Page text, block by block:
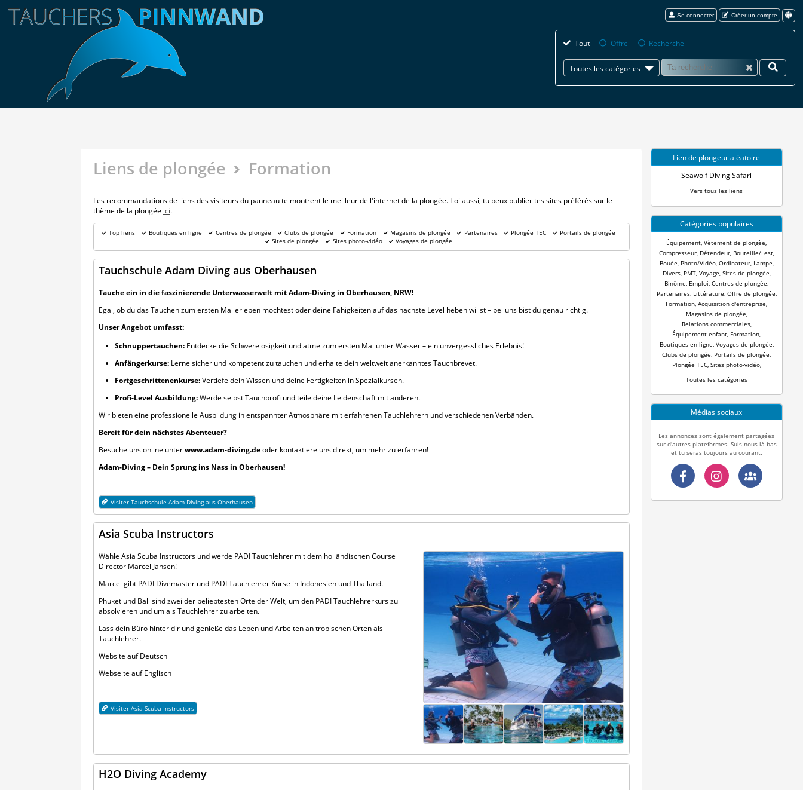
Se connecter Créer un compte
Tout Offre Recherche
Toutes les catégories
Liens de plongée Formation
Les recommandations de liens des visiteurs du panneau te montrent le meilleur de l'internet de la plongée. Toi aussi, tu peux publier tes sites préférés sur le
thème de la plongée ici.
Top liens Boutiques en ligne Centres de plongée Clubs de plongée Formation Magasins de plongée Partenaires Plongée TEC
Portails de plongée
Sites de plongée
Sites photo-vidéo Voyages de plongée
Tauchschule Adam Diving aus Oberhausen
Tauche ein in die faszinierende Unterwasserwelt mit Adam-Diving in Oberhausen, NRW!
Egal, ob du das Tauchen zum ersten Mal erleben möchtest oder deine Fähigkeiten auf das nächste Level heben willst – bei uns bist du genau richtig.
Unser Angebot umfasst:
Schnuppertauchen:Entdecke die Schwerelosigkeit und atme zum ersten Mal unter Wasser – ein unvergessliches Erlebnis!
Anfängerkurse:Lerne sicher und kompetent zu tauchen und erhalte dein weltweit anerkanntes Tauchbrevet.
Fortgeschrittenenkurse:Vertiefe dein Wissen und deine Fertigkeiten in Spezialkursen.
Profi-Level Ausbildung:Werde selbst Tauchprofi und teile deine Leidenschaft mit anderen.
Wir bieten eine professionelle Ausbildung in entspannter Atmosphäre mit erfahrenen Tauchlehrern und verschiedenen Verbänden.
Bereit für dein nächstes Abenteuer?
Besuche uns online unterwww.adam-diving.deoder kontaktiere uns direkt, um mehr zu erfahren!
Adam-Diving – Dein Sprung ins Nass in Oberhausen!
Visiter Tauchschule Adam Diving aus Oberhausen
Asia Scuba Instructors
Wähle Asia Scuba Instructors und werde PADI Tauchlehrer mit dem holländischen Course
Director Marcel Jansen!
Marcel gibt PADI Divemaster und PADI Tauchlehrer Kurse in Indonesien und Thailand.
Phuket und Bali sind zwei der beliebtesten Orte der Welt, um den PADI Tauchlehrerkurs zu
absolvieren und um als Tauchlehrer zu arbeiten.
Lass dein Büro hinter dir und genieße das Leben und Arbeiten an tropischen Orten als
Tauchlehrer.
Website auf Deutsch
Webseite auf Englisch
Visiter Asia Scuba Instructors
H2O Diving Academy
Lien de plongeur aléatoire
Seawolf Diving Safari
Vers tous les liens
Catégories populaires
Équipement Vètement de plongèe
Compresseur, Détendeur, Bouteille/Lest,
Bouèe Photo/Vidéo, Ordinateur, Lampe
Divers, PMT, Voyage Sites de plongée
Binôme Emploi Centres de plongée
Partenaires, Littérature Offre de plongée
Formation Acquisition d'entreprise
Magasins de plongée
Relations commerciales,
Équipement enfant Formation
Boutiques en ligne Voyages de plongée
Clubs de plongée Portails de plongée
Plongée TEC, Sites photo-vidéo,
Toutes les catégories
Médias sociaux
Les annonces sont également partagées
sur d'autres plateformes. Suis-nous là-bas
et tu seras toujours au courant.